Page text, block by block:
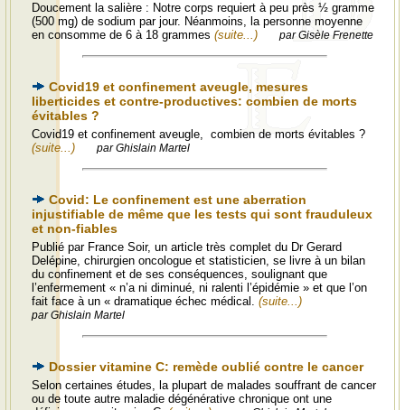
Doucement la salière : Notre corps requiert à peu près ½ gramme
(500 mg) de sodium par jour. Néanmoins, la personne moyenne
en consomme de 6 à 18 grammes (suite...) par Gisèle Frenette
Covid19 et confinement aveugle, mesures
liberticides et contre-productives: combien de morts
évitables ?
Covid19 et confinement aveugle, combien de morts évitables ?
(suite...)
par Ghislain Martel
Covid: Le confinement est une aberration
injustifiable de même que les tests qui sont frauduleux
et non-fiables
Publié par France Soir, un article très complet du Dr Gerard
Delépine, chirurgien oncologue et statisticien, se livre à un bilan
du confinement et de ses conséquences, soulignant que
l’enfermement « n’a ni diminué, ni ralenti l’épidémie » et que l’on
fait face à un « dramatique échec médical. (suite...)
par Ghislain Martel
Dossier vitamine C: remède oublié contre le cancer
Selon certaines études, la plupart de malades souffrant de cancer
ou de toute autre maladie dégénérative chronique ont une